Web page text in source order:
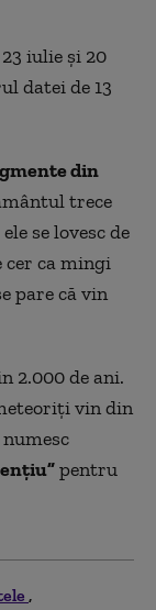
iulie şi 20
datei de 13
din
trece
se lovesc de
cer ca mingi
pare că vin
2.000 de ani.
vin din
pentru